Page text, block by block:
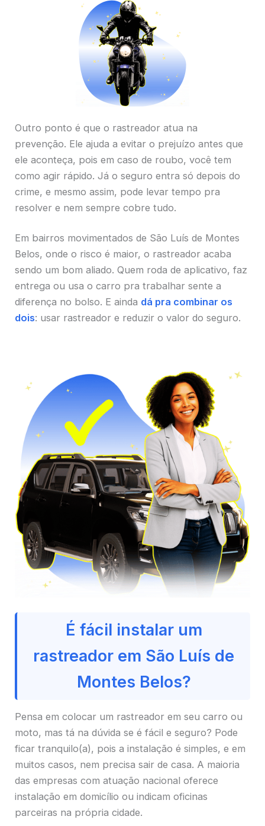
Outro ponto é que o rastreador atua na
prevenção. Ele ajuda a evitar o prejuízo antes que
ele aconteça, pois em caso de roubo, você tem
como agir rápido. Já o seguro entra só depois do
crime, e mesmo assim, pode levar tempo pra
resolver e nem sempre cobre tudo.
Em bairros movimentados de São Luís de Montes
Belos, onde o risco é maior, o rastreador acaba
sendo um bom aliado. Quem roda de aplicativo, faz
entrega ou usa o carro pra trabalhar sente a
diferença no bolso. E ainda dá pra combinar os
dois: usar rastreador e reduzir o valor do seguro.
É fácil instalar um
rastreador em São Luís de
Montes Belos?
Pensa em colocar um rastreador em seu carro ou
moto, mas tá na dúvida se é fácil e seguro? Pode
ficar tranquilo(a), pois a instalação é simples, e em
muitos casos, nem precisa sair de casa. A maioria
das empresas com atuação nacional oferece
instalação em domicílio ou indicam oficinas
parceiras na própria cidade.